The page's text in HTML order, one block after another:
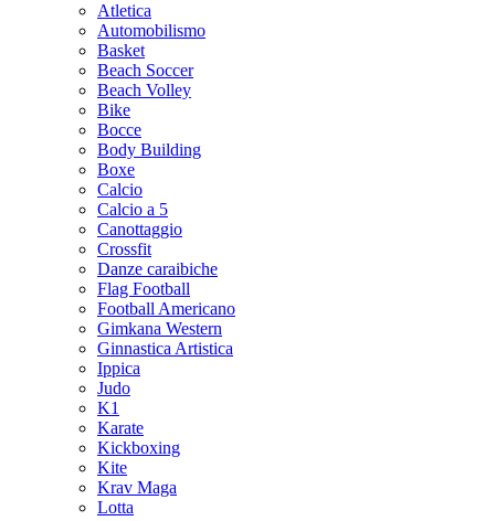
Atletica
Automobilismo
Basket
Beach Soccer
Beach Volley
Bike
Bocce
Body Building
Boxe
Calcio
Calcio a 5
Canottaggio
Crossfit
Danze caraibiche
Flag Football
Football Americano
Gimkana Western
Ginnastica Artistica
Ippica
Judo
K1
Karate
Kickboxing
Kite
Krav Maga
Lotta